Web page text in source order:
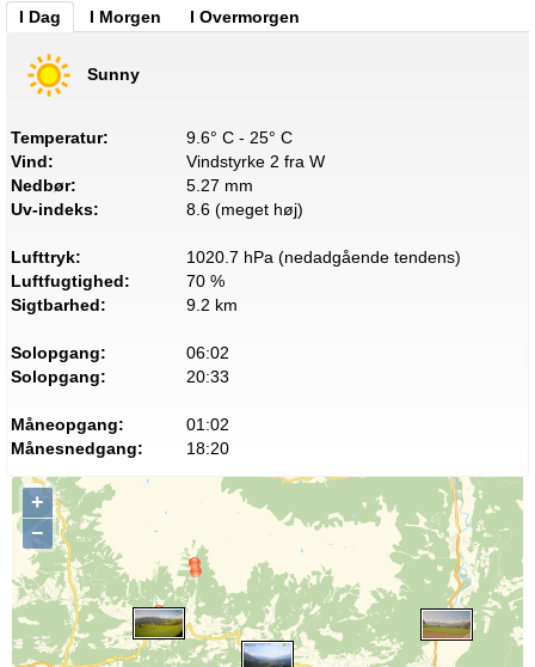
I Dag I Morgen I Overmorgen
Sunny
Temperatur:
9.6° C - 25° C
Vind:
Vindstyrke 2 fra W
Nedbør:
5.27 mm
Uv-indeks:
8.6 (meget høj)
Lufttryk:
1020.7 hPa (nedadgående tendens)
Luftfugtighed:
70 %
Sigtbarhed:
9.2 km
Solopgang:
06:02
Solopgang:
20:33
Måneopgang:
01:02
Månesnedgang:
18:20
+
−